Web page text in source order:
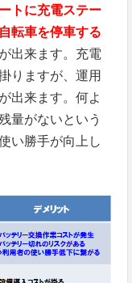
トに充電ステー
転車を停車する
出来ます。充電
りますが、運用
出来ます。何よ
量がないという
い勝手が向上し